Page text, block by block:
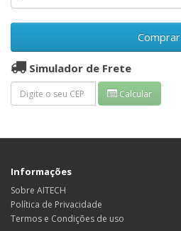
Comprar
Simulador de Frete
Calcular
Informações
Sobre AITECH
Política de Privacidade
Termos e Condições de uso